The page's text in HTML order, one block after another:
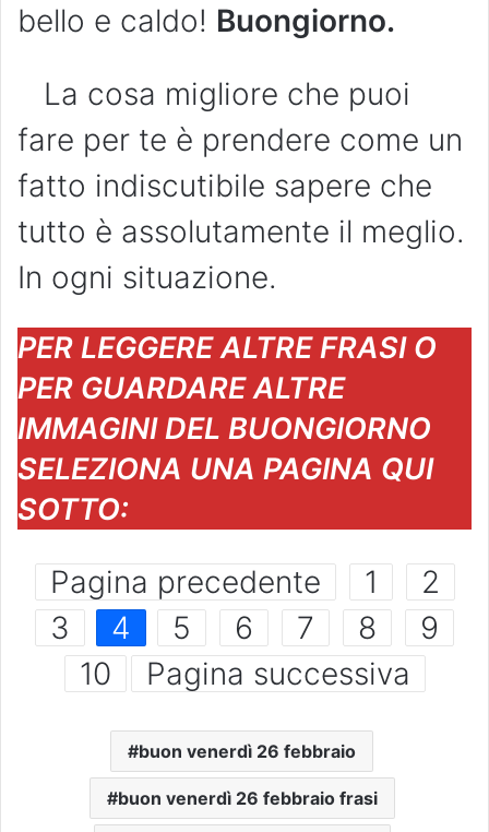
bello e caldo! Buongiorno.
La cosa migliore che puoi
fare per te è prendere come un
fatto indiscutibile sapere che
tutto è assolutamente il meglio.
In ogni situazione.
PER LEGGERE ALTRE FRASI O
PER GUARDARE ALTRE
IMMAGINI DEL BUONGIORNO
SELEZIONA UNA PAGINA QUI
SOTTO:
Pagina precedente 1
2
3
4 5 6 7 8
9
10
Pagina successiva
buon venerdì 26 febbraio
buon venerdì 26 febbraio frasi